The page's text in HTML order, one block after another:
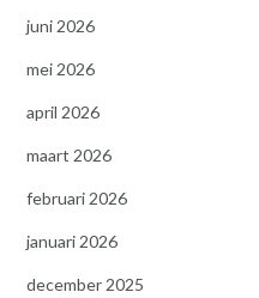
juni 2026
mei 2026
april 2026
maart 2026
februari 2026
januari 2026
december 2025